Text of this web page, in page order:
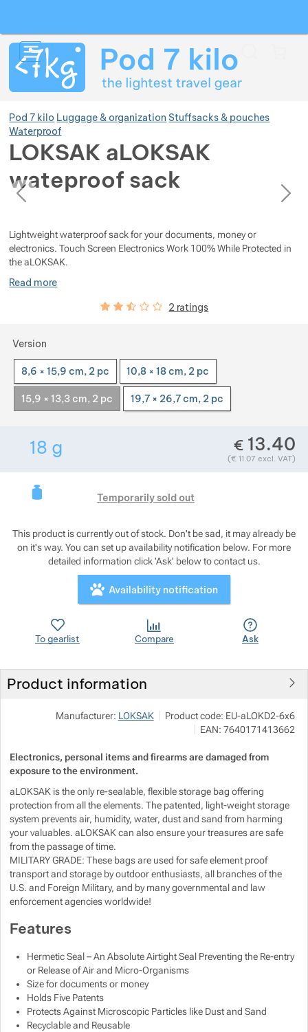
Pod 7 kilo Luggage & organization Stuffsacks & pouches
Waterproof
LOKSAK aLOKSAK
wateproof sack
Photos
previous next
Lightweight waterproof sack for your documents, money or
electronics. Touch Screen Electronics Work 100% While Protected in
the aLOKSAK.
Read more
Customer reviews
50% 2 ratings
Choose a variant
Version
8,6 × 15,9 cm, 2 pc 10,8 × 18 cm, 2 pc
15,9 × 13,3 cm, 2 pc 19,7 × 26,7 cm, 2 pc
18 g Weight in grams. We check the weight of
€ 13.40
(€ 11.07 excl. VAT)
Temporarily sold out
This product is currently out of stock. Don't be sad, it may already be
on it's way. You can set up availability notification below. For more
detailed information click 'Ask' below to contact us.
Availability notification
To gearlist Compare Ask
Product information
Manufacturer: LOKSAK Product code: EU-aLOKD2-6x6
EAN: 7640171413662
Electronics, personal items and firearms are damaged from
exposure to the environment.
aLOKSAK is the only re-sealable, flexible storage bag offering
protection from all the elements. The patented, light-weight storage
system prevents air, humidity, water, dust and sand from harming
your valuables. aLOKSAK can also ensure your treasures are safe
from the passage of time.
MILITARY GRADE: These bags are used for safe element proof
transport and storage by outdoor enthusiasts, all branches of the
U.S. and Foreign Military, and by many governmental and law
enforcement agencies worldwide!
Features
Hermetic Seal – An Absolute Airtight Seal Preventing the Re-entry
or Release of Air and Micro-Organisms
Size for documents or money
Holds Five Patents
Protects Against Microscopic Particles like Dust and Sand
Recyclable and Reusable
Show more
Show more
Show more
Show more
Show more
Show more
Show more
Show more
Show more
Show more
Show more
Show more
Show more
Show more
Show more
Show more
Show more
Show more
Show more
Show more
Show more
Show more
Show more
Show more
Show more
Show more